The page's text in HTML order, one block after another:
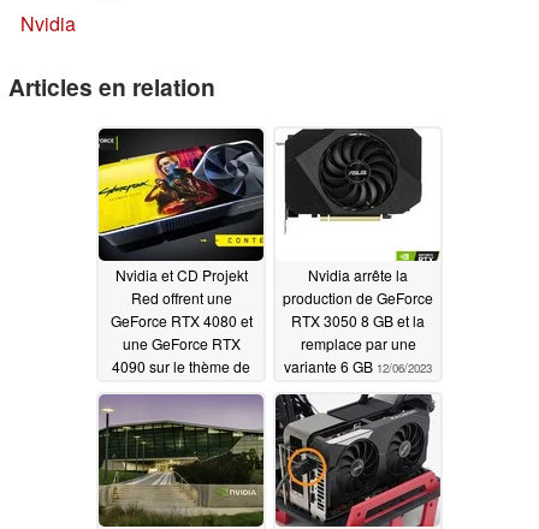
Nvidia
Articles en relation
Nvidia et CD Projekt
Red offrent une
GeForce RTX 4080 et
une GeForce RTX
4090 sur le thème de
Cyberpunk 2077
Ultimate Edition
12/07/2023
Nvidia arrête la
production de GeForce
RTX 3050 8 GB et la
remplace par une
variante 6 GB 12/06/2023